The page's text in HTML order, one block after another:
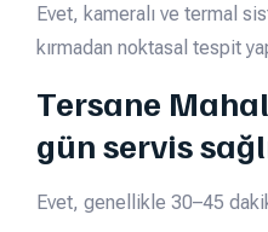
Evet, kameralı ve termal
kırmadan noktasal tespit
Tersane
gün servis
Evet, genellikle 30–45